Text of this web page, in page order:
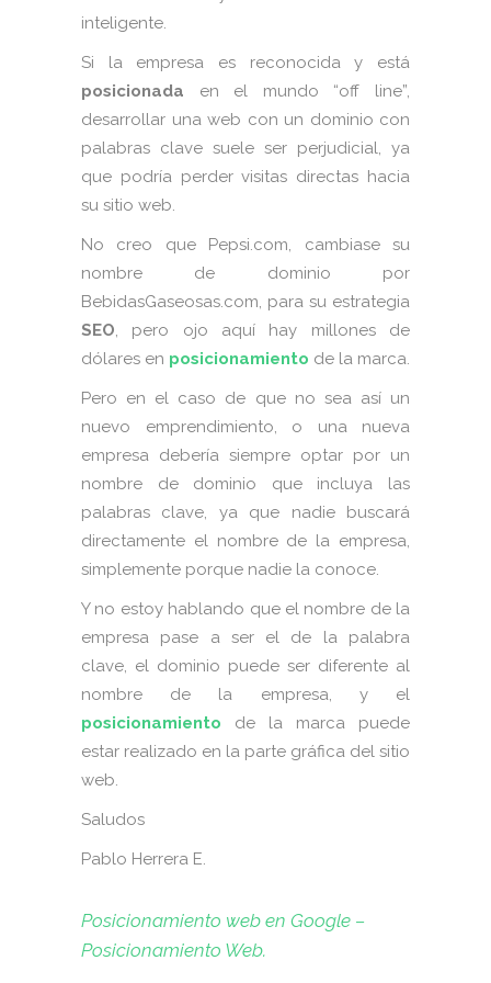
inteligente.
Si la empresa es reconocida y está
posicionada en el mundo “off line”,
desarrollar una web con un dominio con
palabras clave suele ser perjudicial, ya
que podría perder visitas directas hacia
su sitio web.
No creo que Pepsi.com, cambiase su
nombre de dominio por
BebidasGaseosas.com, para su estrategia
SEO, pero ojo aquí hay millones de
dólares en posicionamiento de la marca.
Pero en el caso de que no sea así un
nuevo emprendimiento, o una nueva
empresa debería siempre optar por un
nombre de dominio que incluya las
palabras clave, ya que nadie buscará
directamente el nombre de la empresa,
simplemente porque nadie la conoce.
Y no estoy hablando que el nombre de la
empresa pase a ser el de la palabra
clave, el dominio puede ser diferente al
nombre de la empresa, y el
posicionamiento
de la marca puede
estar realizado en la parte gráfica del sitio
web.
Saludos
Pablo Herrera E.
Posicionamiento web en Google –
Posicionamiento Web.